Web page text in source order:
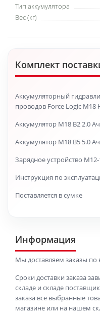
Тип аккумулятора
Вес (кг)
Комплект
Аккумуляторный
проводов Force Logic M18
Аккумулятор M18 B2 2.0
Аккумулятор M18 B5 5.0
Зарядное устройство
Инструкция по
Поставляется в сумке
Информация
Мы доставляем заказы по
Сроки доставки заказа
складе и складе
заказа все выбранные
магазине или на нашем